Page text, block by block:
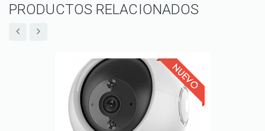
PRODUCTOS RELACIONADOS